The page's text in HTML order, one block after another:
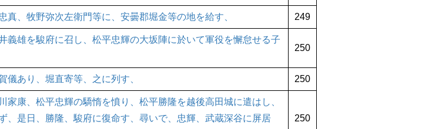
真、牧野弥次左衛門等に、安曇郡堀金等の地を給す、 249
義雄を駿府に召し、松平忠輝の大坂陣に於いて軍役を懈怠せる子
250
儀あり、堀直寄等、之に列す、 250
家康、松平忠輝の驕惰を憤り、松平勝隆を越後高田城に遣はし、
、是日、勝隆、駿府に復命す、尋いで、忠輝、武蔵深谷に屏居
250